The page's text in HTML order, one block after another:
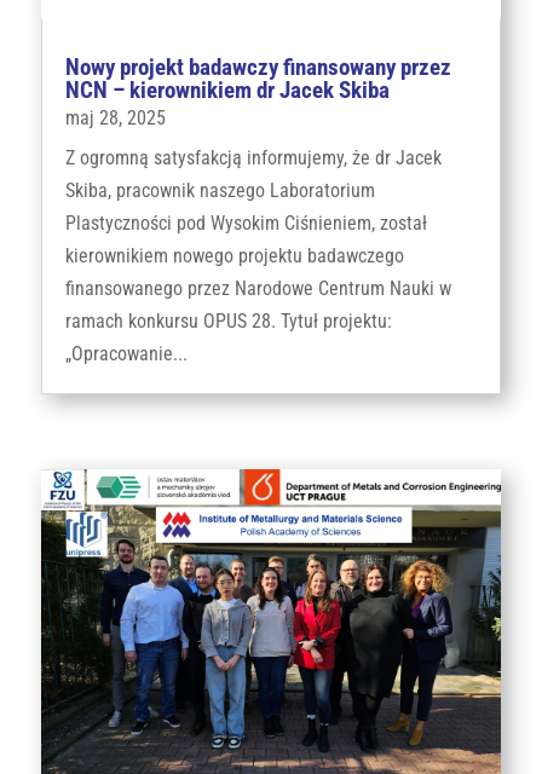
Nowy projekt badawczy finansowany przez
NCN – kierownikiem dr Jacek Skiba
maj 28, 2025
Z ogromną satysfakcją informujemy, że dr Jacek
Skiba, pracownik naszego Laboratorium
Plastyczności pod Wysokim Ciśnieniem, został
kierownikiem nowego projektu badawczego
finansowanego przez Narodowe Centrum Nauki w
ramach konkursu OPUS 28. Tytuł projektu:
„Opracowanie...